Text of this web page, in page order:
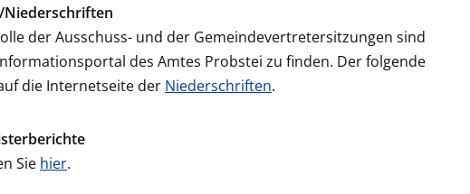
der Ausschuss- und der Gemeindevertretersitzungen sind
des Amtes Probstei zu finden. Der folgende
die Internetseite der Niederschriften.
Sie hier.